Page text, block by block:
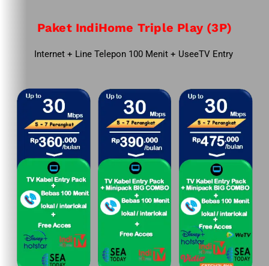
Paket IndiHome Triple Play (3P)
Internet + Line Telepon 100 Menit + UseeTV Entry